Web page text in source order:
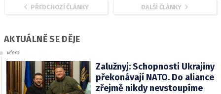
PŘEDCHOZÍ ČLÁNKY DALŠÍ ČLÁNKY
AKTUÁLNĚ SE DĚJE
včera
Zalužnyj: Schopnosti Ukrajiny
překonávají NATO. Do aliance
zřejmě nikdy nevstoupíme